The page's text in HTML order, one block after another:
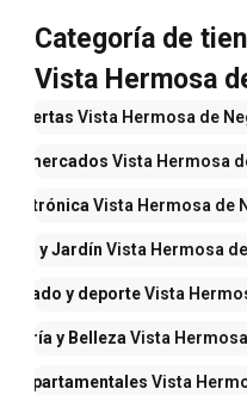
Categoría de
Vista Hermosa
Ofertas Vista Hermosa de
Vista Hermosa
Electrónica Vista Hermosa de
y Jardín Vista Hermosa de
y deporteVista
y Belleza Vista Hermosa
Departamentales Vista